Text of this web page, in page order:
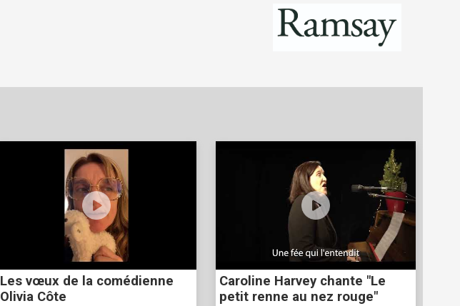
Les vœux de la comédienne
Olivia Côte
Caroline Harvey chante "Le
petit renne au nez rouge"